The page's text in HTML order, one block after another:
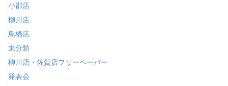
小郡店
柳川店
鳥栖店
未分類
柳川店・佐賀店フリーペーパー
発表会